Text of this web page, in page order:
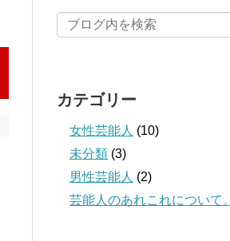
カテゴリー
女性芸能人 (10)
未分類 (3)
男性芸能人 (2)
芸能人のあれこれについて。